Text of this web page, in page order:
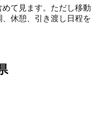
て見ます。ただし移動
休憩、引き渡し日程を